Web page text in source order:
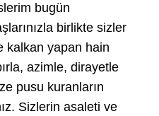
bugün
birlikte sizler
kalkan yapan hain
azimle, dirayetle
pusu kuranların
Sizlerin asaleti ve